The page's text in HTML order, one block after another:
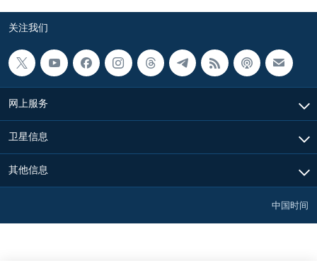
全球议题
环境
美国建国250周年
埃博拉疫情
美国之音专访
重要讲话与声明
台海两岸关系
南中国海争端
其他语言网站
关注我们
网上服务
卫星信息
其他信息
中国时间